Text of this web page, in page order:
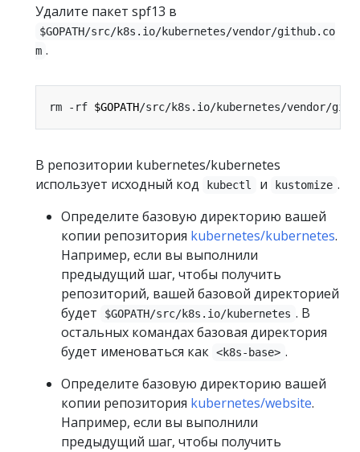
Удалите пакет spf13 в
$GOPATH/src/k8s.io/kubernetes/vendor/github.co
m .
rm -rf $GOPATH
В репозитории kubernetes/kubernetes
использует исходный код
kubectl и kustomize .
Определите базовую директорию вашей
копии репозитория kubernetes/kubernetes.
Например, если вы выполнили
предыдущий шаг, чтобы получить
репозиторий, вашей базовой директорией
будет
$GOPATH/src/k8s.io/kubernetes . В
остальных командах базовая директория
будет именоваться как <k8s-base> .
Определите базовую директорию вашей
копии репозитория kubernetes/website.
Например, если вы выполнили
предыдущий шаг, чтобы получить